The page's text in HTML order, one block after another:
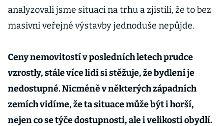
analyzovali jsme situaci na trhu a zjistili, že to bez
masivní veřejné výstavby jednoduše nepůjde.
Ceny nemovitostí v posledních letech prudce
vzrostly, stále více lidí si stěžuje, že bydlení je
nedostupné. Nicméně v některých západních
zemích vidíme, že ta situace může být i horší,
nejen co se týče dostupnosti, ale i velikosti obydlí.